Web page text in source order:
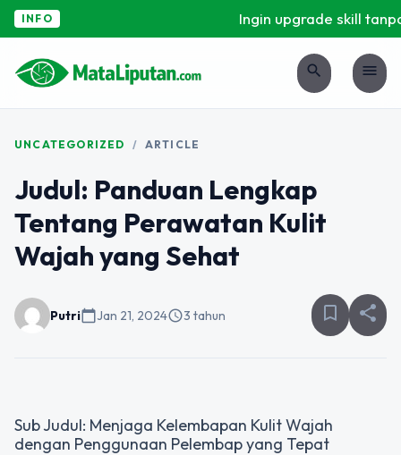
INFO Ingin upgrade skill
search menu
UNCATEGORIZED / ARTICLE
Judul: Panduan Lengkap
Tentang Perawatan Kulit
Wajah yang Sehat
Putricalendar_todayJan 21, 2024schedule3 tahun bookmark_border share
Sub Judul: Menjaga Kelembapan Kulit Wajah
dengan Penggunaan Pelembap yang Tepat